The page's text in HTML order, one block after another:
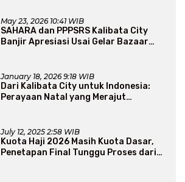
May 23, 2026 10:41 WIB
SAHARA dan PPPSRS Kalibata City
Banjir Apresiasi Usai Gelar Bazaar
January 18, 2026 9:18 WIB
Dari Kalibata City untuk Indonesia:
Perayaan Natal yang Merajut
July 12, 2025 2:58 WIB
Kuota Haji 2026 Masih Kuota Dasar,
Penetapan Final Tunggu Proses dari